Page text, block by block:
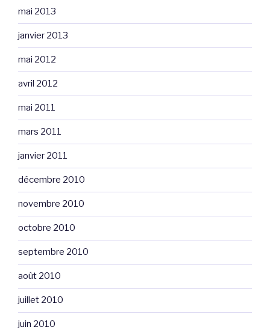
mai 2013
janvier 2013
mai 2012
avril 2012
mai 2011
mars 2011
janvier 2011
décembre 2010
novembre 2010
octobre 2010
septembre 2010
août 2010
juillet 2010
juin 2010